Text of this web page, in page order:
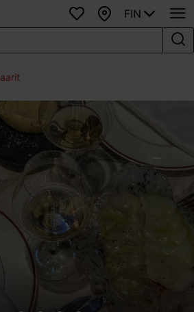
SuosikitKartta
FIN